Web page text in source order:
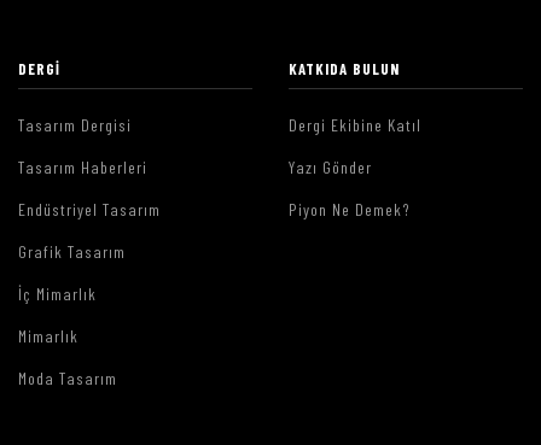
DERGI
Tasarım Dergisi
Tasarım Haberleri
Endüstriyel Tasarım
Grafik Tasarım
İç Mimarlık
Mimarlık
Moda Tasarım
KATKIDA BULUN
Dergi Ekibine Katıl
Yazı Gönder
Piyon Ne Demek?